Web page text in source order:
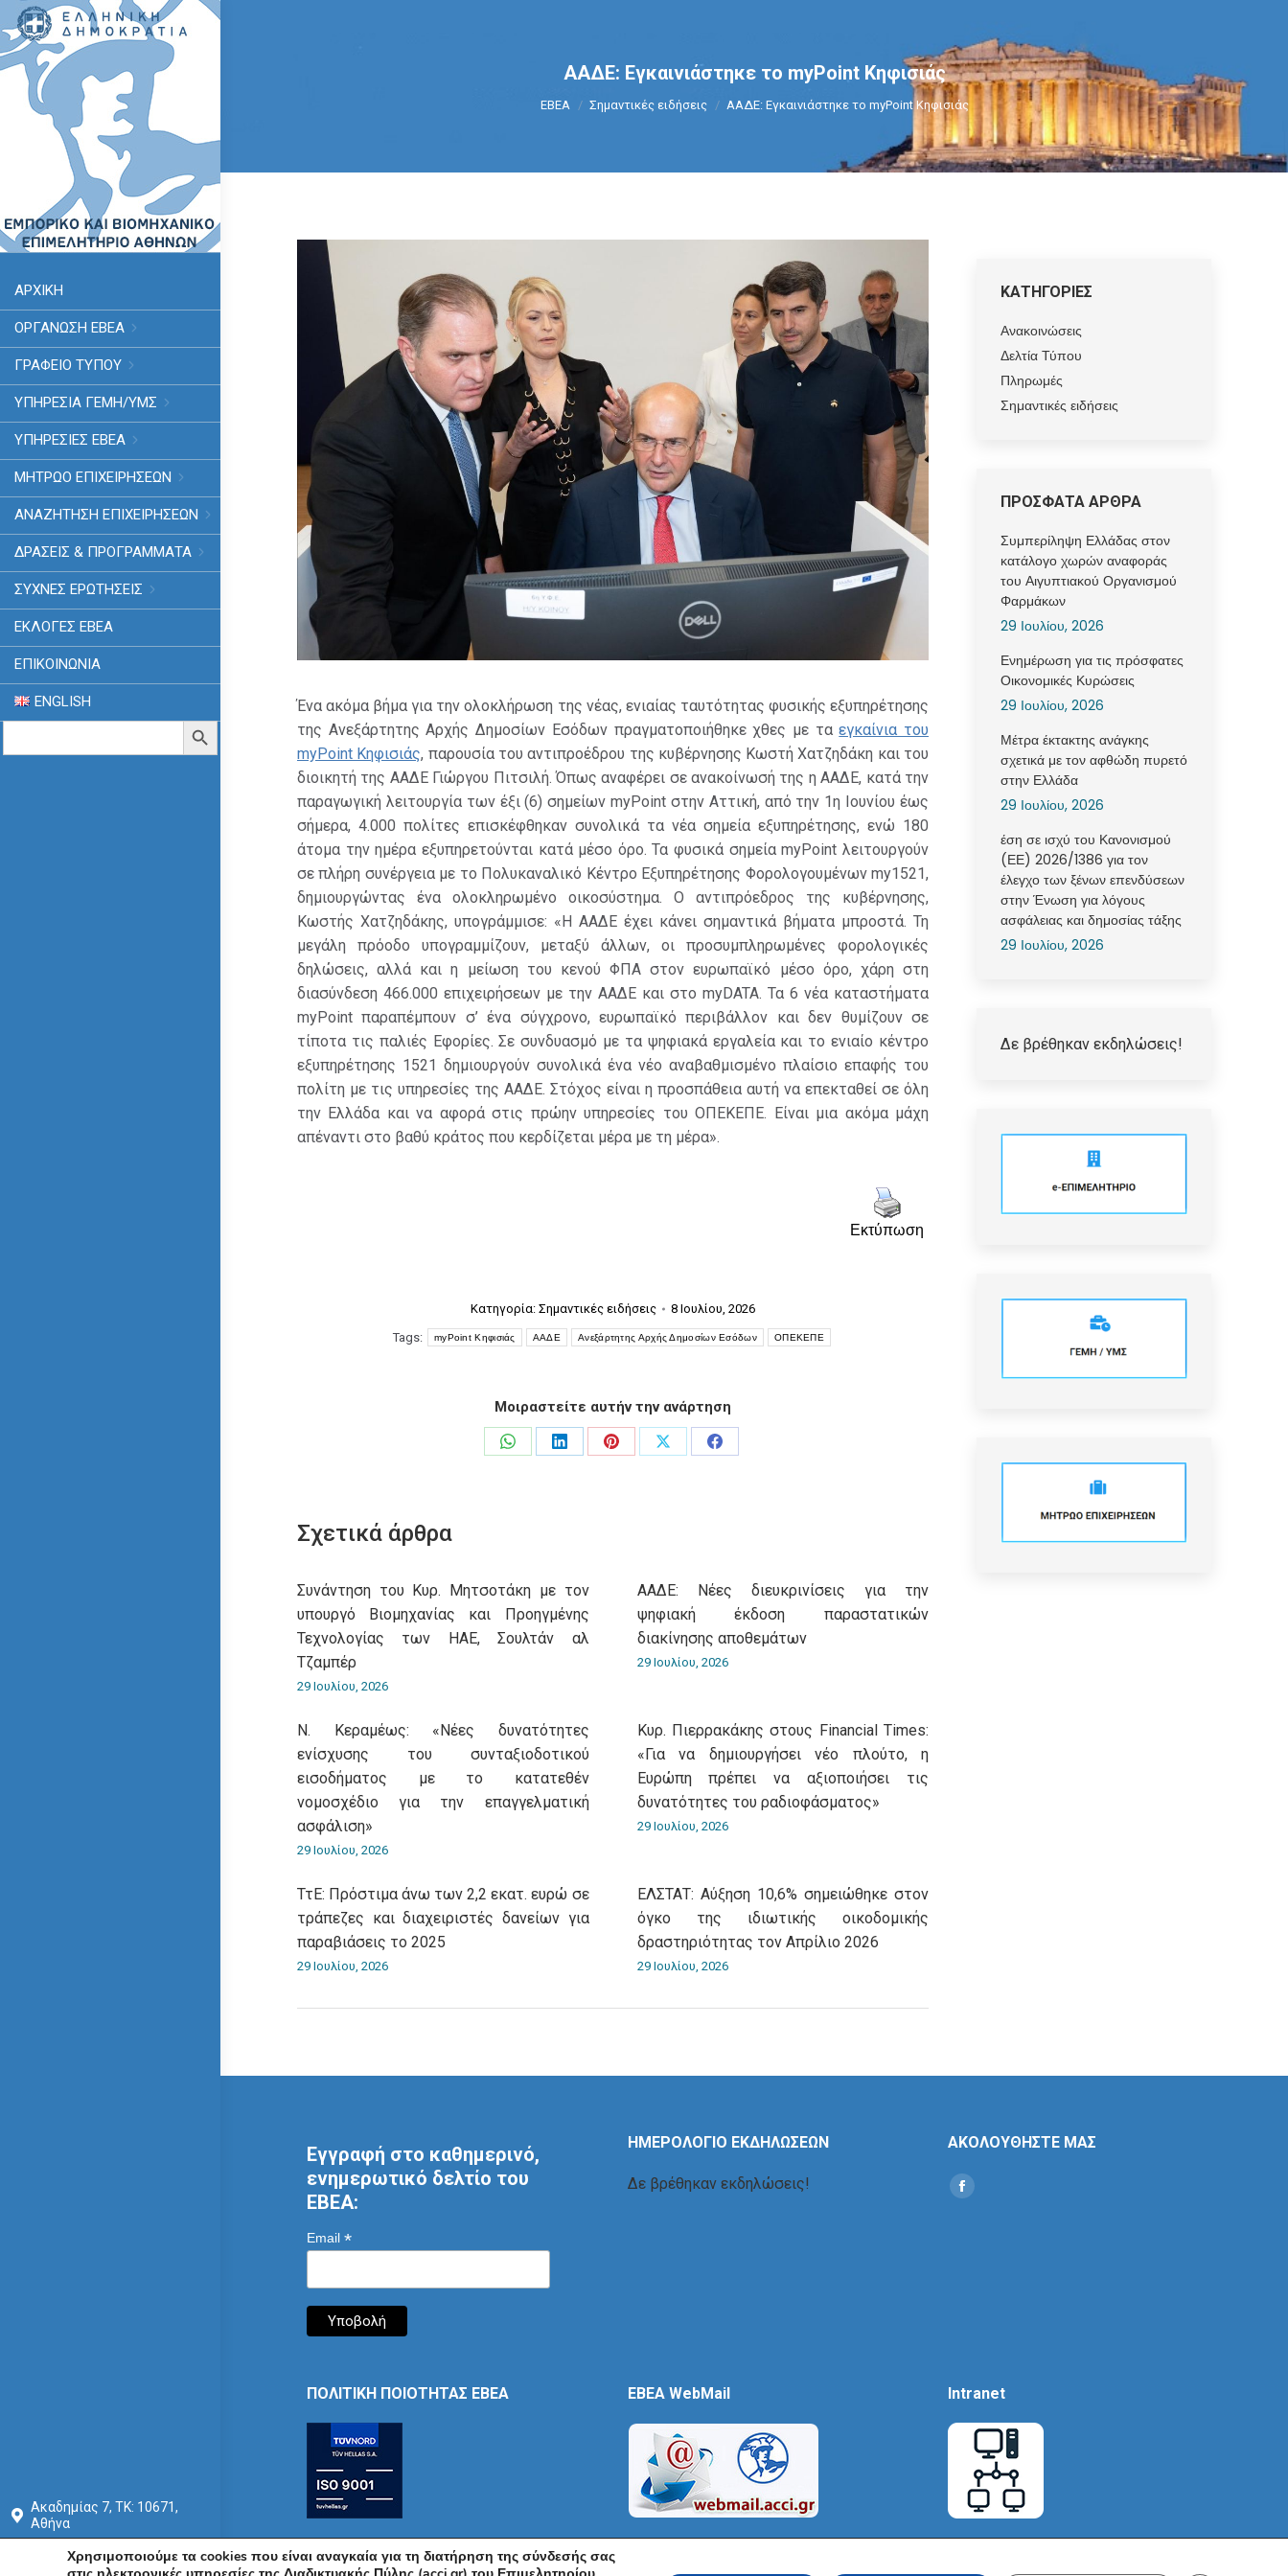
ΑΡΧΙΚΗ
ΟΡΓΑΝΩΣΗ ΕΒΕΑ
ΓΡΑΦΕΙΟ ΤΥΠΟΥ
ΥΠΗΡΕΣΊΑ ΓΕΜΗ/ΥΜΣ
ΥΠΗΡΕΣΙΕΣ ΕΒΕΑ
ΜΗΤΡΩΟ ΕΠΙΧΕΙΡΗΣΕΩΝ
ΑΝΑΖΗΤΗΣΗ ΕΠΙΧΕΙΡΗΣΕΩΝ
ΔΡΑΣΕΙΣ & ΠΡΟΓΡΑΜΜΑΤΑ
ΣΥΧΝΕΣ ΕΡΩΤΗΣΕΙΣ
ΕΚΛΟΓΈΣ ΕΒΕΑ
ΕΠΙΚΟΙΝΩΝΙΑ
ENGLISH
Search
Search Button
Ακαδημίας 7, ΤΚ: 10671,
Αθήνα
+30 210 3604815
ΑΑΔΕ: Εγκαινιάστηκε το myPoint Κηφισιάς
You are here:
ΕΒΕΑ Σημαντικές ειδήσεις ΑΑΔΕ: Εγκαινιάστηκε το myPoint Κηφισιάς
Ένα ακόμα βήμα για την ολοκλήρωση της νέας, ενιαίας ταυτότητας φυσικής εξυπηρέτησης
της Ανεξάρτητης Αρχής Δημοσίων Εσόδων πραγματοποιήθηκε χθες με ταεγκαίνια του
myPoint Κηφισιάς, παρουσία του αντιπροέδρου της κυβέρνησης Κωστή Χατζηδάκη και του
διοικητή της ΑΑΔΕ Γιώργου Πιτσιλή. Όπως αναφέρει σε ανακοίνωσή της η ΑΑΔΕ, κατά την
παραγωγική λειτουργία των έξι (6) σημείων myPoint στην Αττική, από την 1η Ιουνίου έως
σήμερα, 4.000 πολίτες επισκέφθηκαν συνολικά τα νέα σημεία εξυπηρέτησης, ενώ 180
άτομα την ημέρα εξυπηρετούνται κατά μέσο όρο. Τα φυσικά σημεία myPoint λειτουργούν
σε πλήρη συνέργεια με το Πολυκαναλικό Κέντρο Εξυπηρέτησης Φορολογουμένων my1521,
δημιουργώντας ένα ολοκληρωμένο οικοσύστημα. Ο αντιπρόεδρος της κυβέρνησης,
Κωστής Χατζηδάκης, υπογράμμισε: «Η ΑΑΔΕ έχει κάνει σημαντικά βήματα μπροστά. Τη
μεγάλη πρόοδο υπογραμμίζουν, μεταξύ άλλων, οι προσυμπληρωμένες φορολογικές
δηλώσεις, αλλά και η μείωση του κενού ΦΠΑ στον ευρωπαϊκό μέσο όρο, χάρη στη
διασύνδεση 466.000 επιχειρήσεων με την ΑΑΔΕ και στο myDATA. Τα 6 νέα καταστήματα
myPoint παραπέμπουν σ’ ένα σύγχρονο, ευρωπαϊκό περιβάλλον και δεν θυμίζουν σε
τίποτα τις παλιές Εφορίες. Σε συνδυασμό με τα ψηφιακά εργαλεία και το ενιαίο κέντρο
εξυπηρέτησης 1521 δημιουργούν συνολικά ένα νέο αναβαθμισμένο πλαίσιο επαφής του
πολίτη με τις υπηρεσίες της ΑΑΔΕ. Στόχος είναι η προσπάθεια αυτή να επεκταθεί σε όλη
την Ελλάδα και να αφορά στις πρώην υπηρεσίες του ΟΠΕΚΕΠΕ. Είναι μια ακόμα μάχη
απέναντι στο βαθύ κράτος που κερδίζεται μέρα με τη μέρα».
Εκτύπωση
Κατηγορία: Σημαντικές ειδήσεις
8 Ιουλίου, 2026
Tags:
myPoint Κηφισιάς ΑΑΔΕ Ανεξάρτητης Αρχής Δημοσίων Εσόδων ΟΠΕΚΕΠΕ
Μοιραστείτε αυτήν την ανάρτηση
Share
Share
Share
Share
Share
Σχετικά άρθρα
Συνάντηση του Κυρ. Μητσοτάκη με τον
υπουργό Βιομηχανίας και Προηγμένης
Τεχνολογίας των ΗΑΕ, Σουλτάν αλ
Τζαμπέρ
29 Ιουλίου, 2026
ΑΑΔΕ: Νέες διευκρινίσεις για την
ψηφιακή έκδοση παραστατικών
διακίνησης αποθεμάτων
29 Ιουλίου, 2026
Ν. Κεραμέως: «Νέες δυνατότητες
ενίσχυσης του συνταξιοδοτικού
εισοδήματος με το κατατεθέν
νομοσχέδιο για την επαγγελματική
ασφάλιση»
29 Ιουλίου, 2026
Κυρ. Πιερρακάκης στους Financial Times:
«Για να δημιουργήσει νέο πλούτο, η
Ευρώπη πρέπει να αξιοποιήσει τις
δυνατότητες του ραδιοφάσματος»
29 Ιουλίου, 2026
ΤτΕ: Πρόστιμα άνω των 2,2 εκατ. ευρώ σε
τράπεζες και διαχειριστές δανείων για
παραβιάσεις το 2025
29 Ιουλίου, 2026
ΕΛΣΤΑΤ: Αύξηση 10,6% σημειώθηκε στον
όγκο της ιδιωτικής οικοδομικής
δραστηριότητας τον Απρίλιο 2026
29 Ιουλίου, 2026
ΚΑΤΗΓΟΡΙΕΣ
Ανακοινώσεις
Δελτία Τύπου
Πληρωμές
Σημαντικές ειδήσεις
ΠΡΟΣΦΑΤΑ ΑΡΘΡΑ
Συμπερίληψη Ελλάδας στον
κατάλογο χωρών αναφοράς
του Αιγυπτιακού Οργανισμού
Φαρμάκων
29 Ιουλίου, 2026
Ενημέρωση για τις πρόσφατες
Οικονομικές Κυρώσεις
29 Ιουλίου, 2026
Μέτρα έκτακτης ανάγκης
σχετικά με τον αφθώδη πυρετό
στην Ελλάδα
29 Ιουλίου, 2026
έση σε ισχύ του Κανονισμού
(ΕΕ) 2026/1386 για τον
έλεγχο των ξένων επενδύσεων
στην Ένωση για λόγους
ασφάλειας και δημοσίας τάξης
29 Ιουλίου, 2026
Δε βρέθηκαν εκδηλώσεις!
Εγγραφή στο καθημερινό,
ενημερωτικό δελτίο του
ΕΒΕΑ:
Email *
ΗΜΕΡΟΛΟΓΙΟ ΕΚΔΗΛΩΣΕΩΝ
Δε βρέθηκαν εκδηλώσεις!
ΑΚΟΛΟΥΘΗΣΤΕ ΜΑΣ
Find us on:
Social
ΠΟΛΙΤΙΚΗ ΠΟΙΟΤΗΤΑΣ ΕΒΕΑ EBEA WebMail Intranet
Χρησιμοποιούμε τα cookies που είναι αναγκαία για τη διατήρηση της σύνδεσής σας